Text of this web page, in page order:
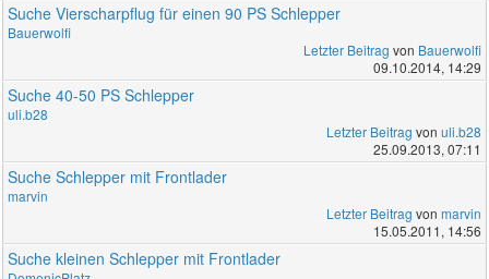
Suche Vierscharpflug für einen 90 PS Schlepper
Bauerwolfi
Letzter Beitrag von Bauerwolfi
09.10.2014, 14:29
Suche 40-50 PS Schlepper
uli.b28
Letzter Beitrag von uli.b28
25.09.2013, 07:11
Suche Schlepper mit Frontlader
marvin
Letzter Beitrag von marvin
15.05.2011, 14:56
Suche kleinen Schlepper mit Frontlader